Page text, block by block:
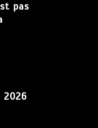
pas
2026